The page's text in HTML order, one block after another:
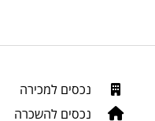
נכסים למכירה
נכסים להשכרה